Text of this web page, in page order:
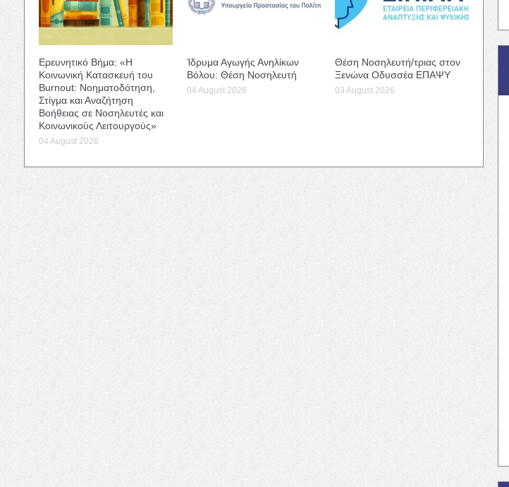
Ερευνητικό Βήμα: «Η
Κοινωνική Κατασκευή του
Burnout: Νοηματοδότηση,
Στίγμα και Αναζήτηση
Βοήθειας σε Νοσηλευτές και
Κοινωνικούς Λειτουργούς»
04 August 2026
Ίδρυμα Αγωγής Ανηλίκων
Βόλου: Θέση Νοσηλευτή
04 August 2026
Θέση Νοσηλευτή/τριας στον
Ξενώνα Οδυσσέα ΕΠΑΨΥ
03 August 2026